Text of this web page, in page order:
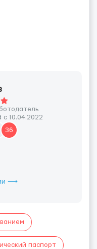
с 10.04.2022
36
⟶
паспорт